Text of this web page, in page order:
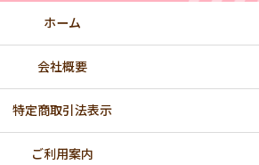
ホーム
会社概要
特定商取引法表示
ご利用案内